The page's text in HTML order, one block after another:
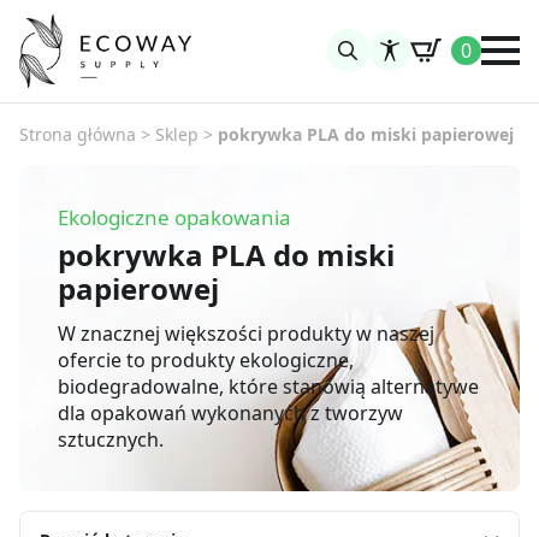
0
Strona główna > Sklep > pokrywka PLA do miski papierowej
Ekologiczne opakowania
pokrywka PLA do miski
papierowej
W znacznej większości produkty w naszej
ofercie to produkty ekologiczne,
biodegradowalne, które stanowią alternatywe
dla opakowań wykonanych z tworzyw
sztucznych.